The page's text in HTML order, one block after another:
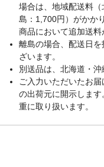
場合は、地域配送料
島：1,700円）がかか
商品において追加送料
離島の場合、配送日
ざいます。
別送品は、北海道・沖
ご入力いただいたお
の出荷元に開示しま
重に取り扱います。